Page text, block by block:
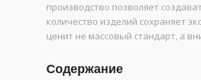
производство позволяет
количество изделий сохраняет
ценит не массовый стандарт, а
Содержание